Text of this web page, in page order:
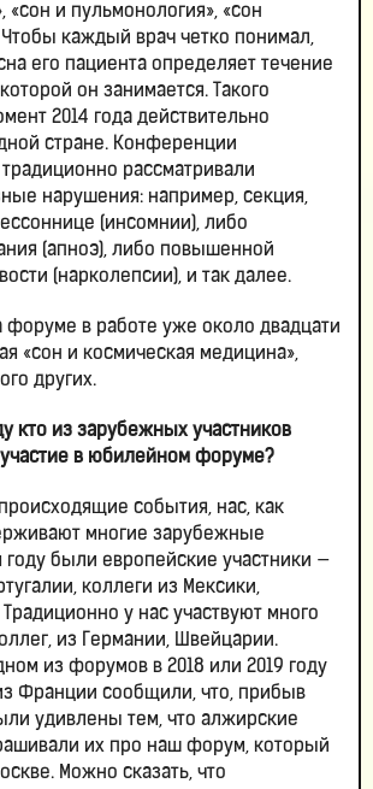
«сон и пульмонология», «сон
Чтобы каждый врач четко понимал,
его пациента определяет течение
он занимается. Такого
2014 года действительно
стране. Конференции
рассматривали
нарушения: например, секция,
(инсомнии), либо
(апноэ), либо повышенной
(нарколепсии), и так далее.
форуме в работе уже около двадцати
«сон и космическая медицина»,
других.
кто из зарубежных участников
в юбилейном форуме?
события, нас, как
многие зарубежные
году были европейские участники —
коллеги из Мексики,
у нас участвуют много
из Германии, Швейцарии.
из форумов в 2018 или 2019 году
Франции сообщили, что, прибыв
удивлены тем, что алжирские
их про наш форум, который
Можно сказать, что